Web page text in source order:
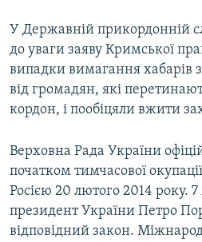
У Державній прикордонній
до уваги заяву Кримської
випадки вимагання хабарів
від громадян, які
кордон, і пообіцяли вжити
Верховна Рада України
початком тимчасової
Росією 20 лютого 2014 року.
президент України Петро
відповідний закон.